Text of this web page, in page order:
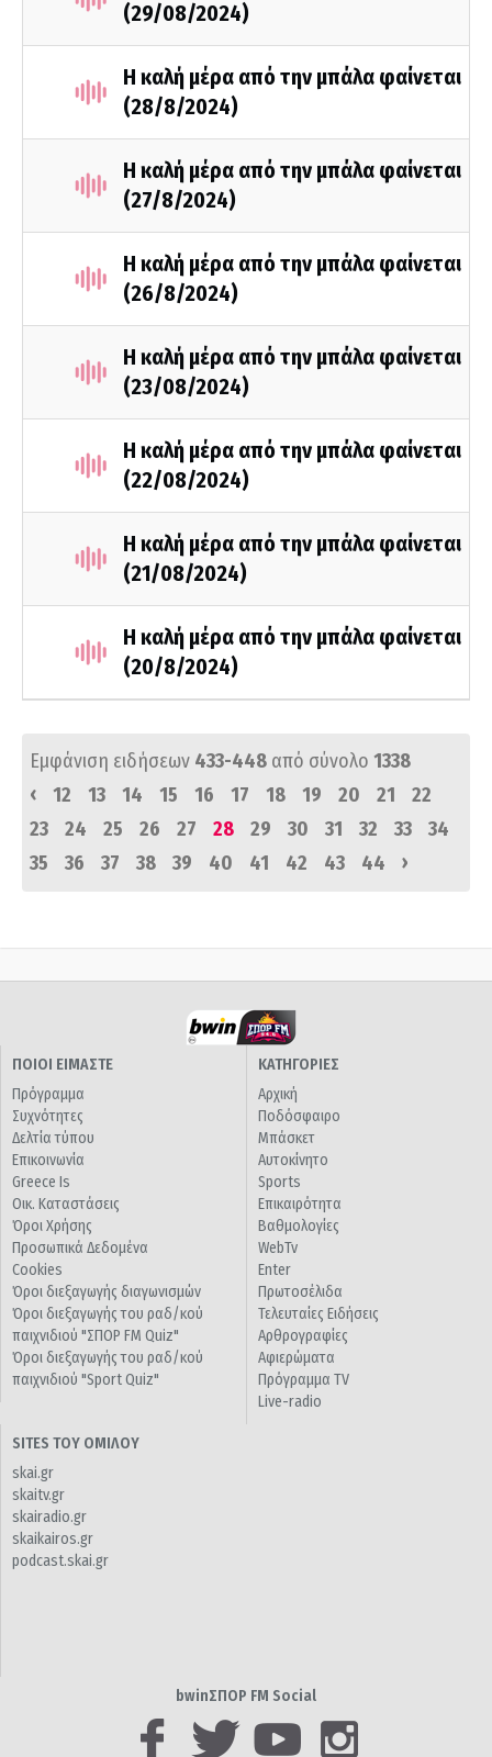
(29/08/2024)
Η καλή μέρα από την μπάλα φαίνεται
(28/8/2024)
Η καλή μέρα από την μπάλα φαίνεται
(27/8/2024)
Η καλή μέρα από την μπάλα φαίνεται
(26/8/2024)
Η καλή μέρα από την μπάλα φαίνεται
(23/08/2024)
Η καλή μέρα από την μπάλα φαίνεται
(22/08/2024)
Η καλή μέρα από την μπάλα φαίνεται
(21/08/2024)
Η καλή μέρα από την μπάλα φαίνεται
(20/8/2024)
Εμφάνιση ειδήσεων 433-448 από σύνολο 1338
‹
12 13 14 15 16 17 18 19 20 21
22
23
24 25 26 27 28 29 30 31 32 33
34
35
36 37 38 39 40 41 42 43 44 ›
ΠΟΙΟΙ ΕΙΜΑΣΤΕ
Πρόγραμμα
Συχνότητες
Δελτία τύπου
Επικοινωνία
Greece Is
Οικ. Καταστάσεις
Όροι Χρήσης
Προσωπικά Δεδομένα
Cookies
Όροι διεξαγωγής διαγωνισμών
Όροι διεξαγωγής του ραδ/κού
παιχνιδιού "ΣΠΟΡ FM Quiz"
Όροι διεξαγωγής του ραδ/κού
παιχνιδιού "Sport Quiz"
ΚΑΤΗΓΟΡΙΕΣ
Αρχική
Ποδόσφαιρο
Μπάσκετ
Αυτοκίνητο
Sports
Επικαιρότητα
Βαθμολογίες
WebTv
Enter
Πρωτοσέλιδα
Τελευταίες Ειδήσεις
Αρθρογραφίες
Αφιερώματα
Πρόγραμμα TV
Live-radio
SITES ΤΟΥ ΟΜΙΛΟΥ
skai.gr
skaitv.gr
skairadio.gr
skaikairos.gr
podcast.skai.gr
bwinΣΠΟΡ FM Social